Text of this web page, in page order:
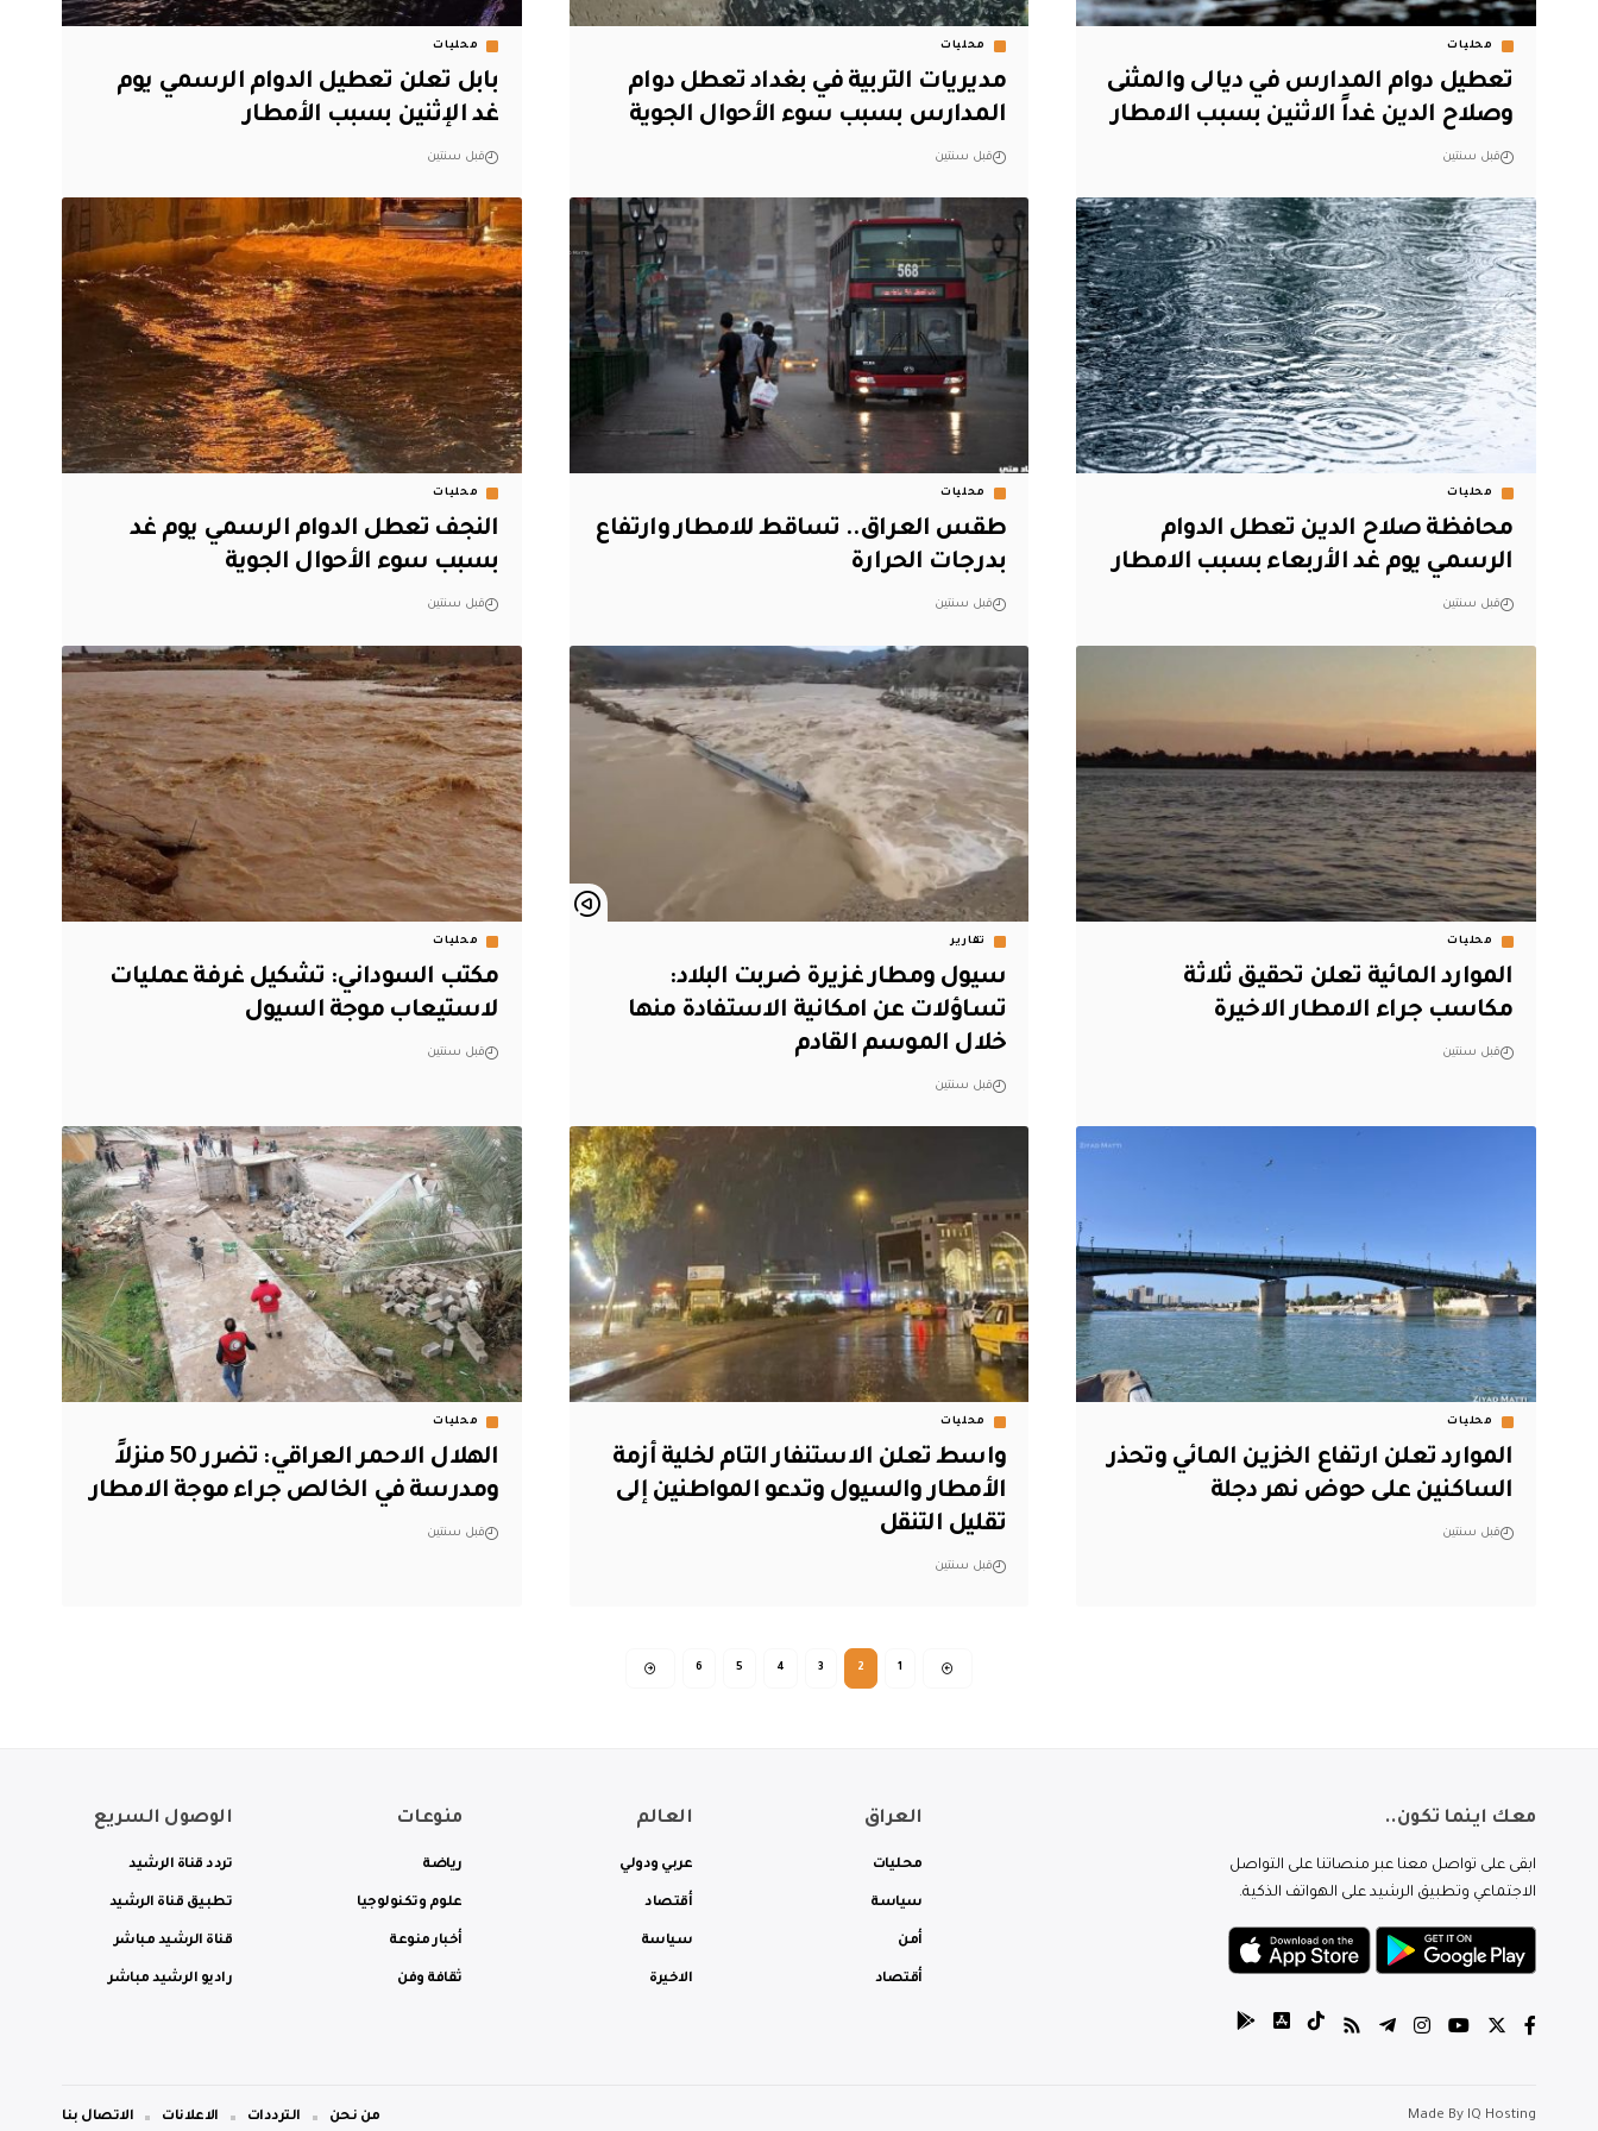
محليات
تعطيل دوام المدارس في ديالى والمثنى
وصلاح الدين غداً الاثنين بسبب الامطار
قبل سنتين
محليات
مديريات التربية في بغداد تعطل دوام
المدارس بسبب سوء الأحوال الجوية
قبل سنتين
محليات
بابل تعلن تعطيل الدوام الرسمي يوم
غد الإثنين بسبب الأمطار
قبل سنتين
محليات
محافظة صلاح الدين تعطل الدوام
الرسمي يوم غد الأربعاء بسبب الامطار
قبل سنتين
محليات
طقس العراق.. تساقط للامطار وارتفاع
بدرجات الحرارة
قبل سنتين
محليات
النجف تعطل الدوام الرسمي يوم غد
بسبب سوء الأحوال الجوية
قبل سنتين
محليات
الموارد المائية تعلن تحقيق ثلاثة
مكاسب جراء الامطار الاخيرة
قبل سنتين
تقارير
سيول ومطار غزيرة ضربت البلاد:
تساؤلات عن امكانية الاستفادة منها
خلال الموسم القادم
قبل سنتين
محليات
مكتب السوداني: تشكيل غرفة عمليات
لاستيعاب موجة السيول
قبل سنتين
محليات
الموارد تعلن ارتفاع الخزين المائي وتحذر
الساكنين على حوض نهر دجلة
قبل سنتين
محليات
واسط تعلن الاستنفار التام لخلية أزمة
الأمطار والسيول وتدعو المواطنين إلى
تقليل التنقل
قبل سنتين
محليات
الهلال الاحمر العراقي: تضرر 50 منزلاً
ومدرسة في الخالص جراء موجة الامطار
قبل سنتين
1
2
3
4
5
6
معك اينما تكون..
ابقى على تواصل معنا عبر منصاتنا على التواصل
الاجتماعي وتطبيق الرشيد على الهواتف الذكية.
العراق
محليات
سياسة
أمن
أقتصاد
العالم
عربي ودولي
أقتصاد
سياسة
الاخيرة
منوعات
رياضة
علوم وتكنولوجيا
أخبار منوعة
ثقافة وفن
الوصول السريع
تردد قناة الرشيد
تطبيق قناة الرشيد
قناة الرشيد مباشر
راديو الرشيد مباشر
Made By IQ Hosting من نحن الترددات الاعلانات الاتصال بنا